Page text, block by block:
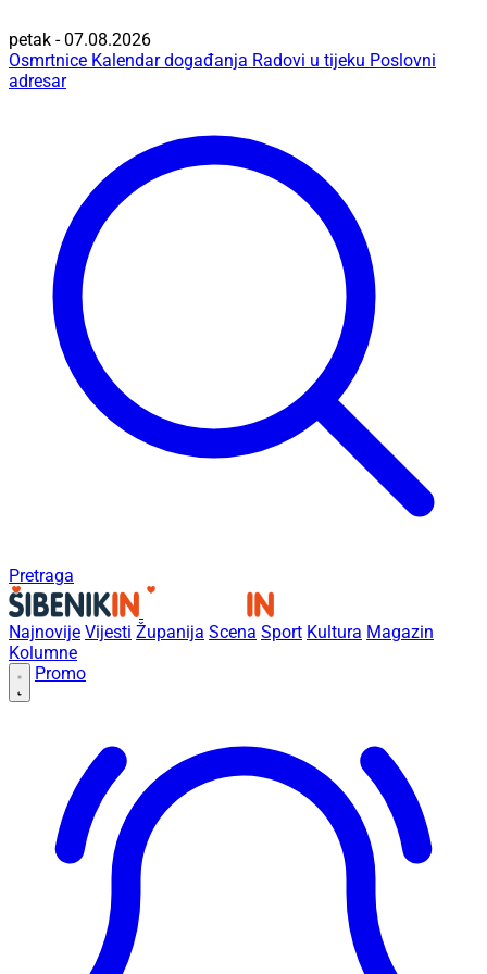
petak - 07.08.2026
Osmrtnice Kalendar događanja Radovi u tijeku Poslovni
adresar
Pretraga
Najnovije Vijesti Županija Scena Sport Kultura Magazin
Kolumne
Promo